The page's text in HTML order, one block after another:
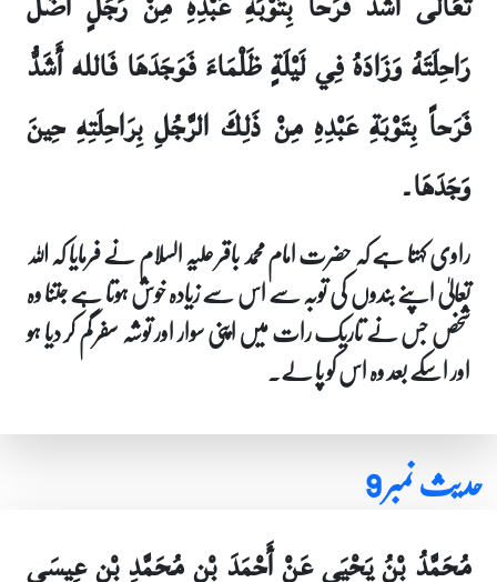
رَاحِلَتَهُ وَزَادَهُ فِي لَيْلَةٍ ظَلْمَاءَ فَوَجَدَهَا فَالله أَشَدُّ
فَرَحاً بِتَوْبَةِ عَبْدِهِ مِنْ ذَلِكَ الرَّجُلِ بِرَاحِلَتِهِ حِينَ
وَجَدَهَا۔
راوی کہتا ہے کہ حضرت امام محمد باقر علیہ السلام نے فرمایا کہ اللہ
تعالیٰ اپنے بندوں کی توبہ سے اس سے زیادہ خوش ہوتا ہے جتنا وہ
شخص جس نے تاریک رات میں اپنی سوار اور توشہ سفر گم کر دیا ہو
اور اسکے بعد وہ اس کو پا لے۔
حدیث نمبر 9
مُحَمَّدُ بْنُ يَحْيَى عَنْ أَحْمَدَ بْنِ مُحَمَّدِ بْنِ عِيسَى